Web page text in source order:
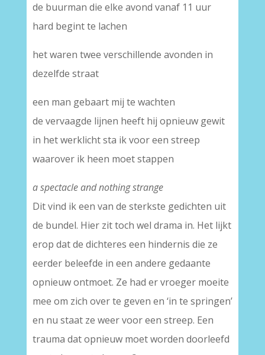
de buurman die elke avond vanaf 11 uur
hard begint te lachen
het waren twee verschillende avonden in
dezelfde straat
een man gebaart mij te wachten
de vervaagde lijnen heeft hij opnieuw gewit
in het werklicht sta ik voor een streep
waarover ik heen moet stappen
a spectacle and nothing strange
Dit vind ik een van de sterkste gedichten uit
de bundel. Hier zit toch wel drama in. Het lijkt
erop dat de dichteres een hindernis die ze
eerder beleefde in een andere gedaante
opnieuw ontmoet. Ze had er vroeger moeite
mee om zich over te geven en ‘in te springen’
en nu staat ze weer voor een streep. Een
trauma dat opnieuw moet worden doorleefd